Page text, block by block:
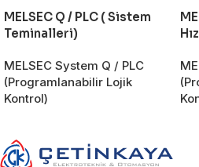
MELSEC Q / PLC ( Sistem
Teminalleri)
MELSEC System Q / PLC
(Programlanabilir Lojik
Kontrol)